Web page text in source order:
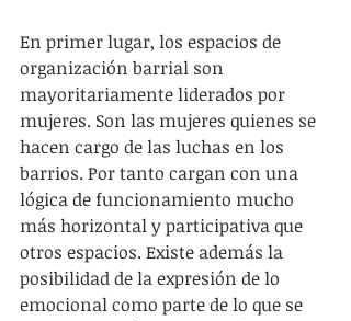
En primer lugar, los espacios de
organización barrial son
mayoritariamente liderados por
mujeres. Son las mujeres quienes se
hacen cargo de las luchas en los
barrios. Por tanto cargan con una
lógica de funcionamiento mucho
más horizontal y participativa que
otros espacios. Existe además la
posibilidad de la expresión de lo
emocional como parte de lo que se